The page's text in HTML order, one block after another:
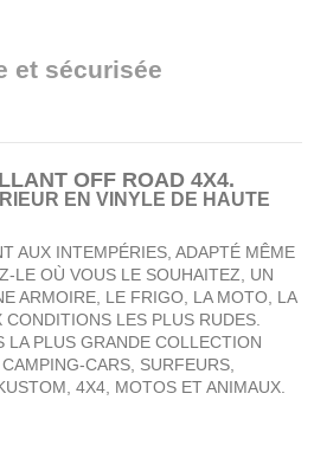
et sécurisée
OFF ROAD 4X4.
EN VINYLE DE HAUTE
AUX INTEMPÉRIES, ADAPTÉ MÊME
LE OÙ VOUS LE SOUHAITEZ, UN
ARMOIRE, LE FRIGO, LA MOTO, LA
LES PLUS RUDES.
LA PLUS GRANDE COLLECTION
CARS, SURFEURS,
4X4, MOTOS ET ANIMAUX.